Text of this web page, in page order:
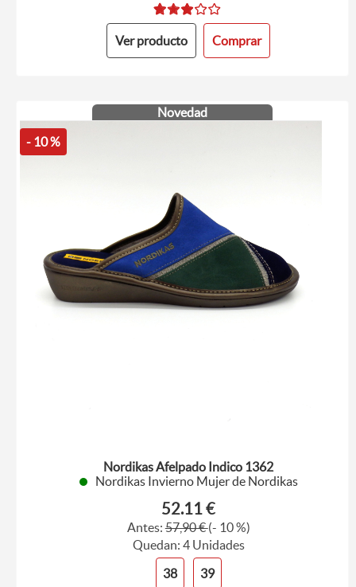
Ver producto Comprar
Novedad
- 10 %
Nordikas Afelpado Indico 1362
Nordikas Invierno Mujer de Nordikas
52.11 €
Antes:57,90 €(- 10 %)
Quedan: 4 Unidades
38
39